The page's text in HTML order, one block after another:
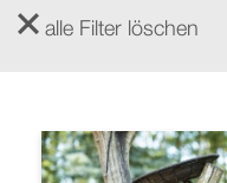
weiterlesen
alle Filter löschen